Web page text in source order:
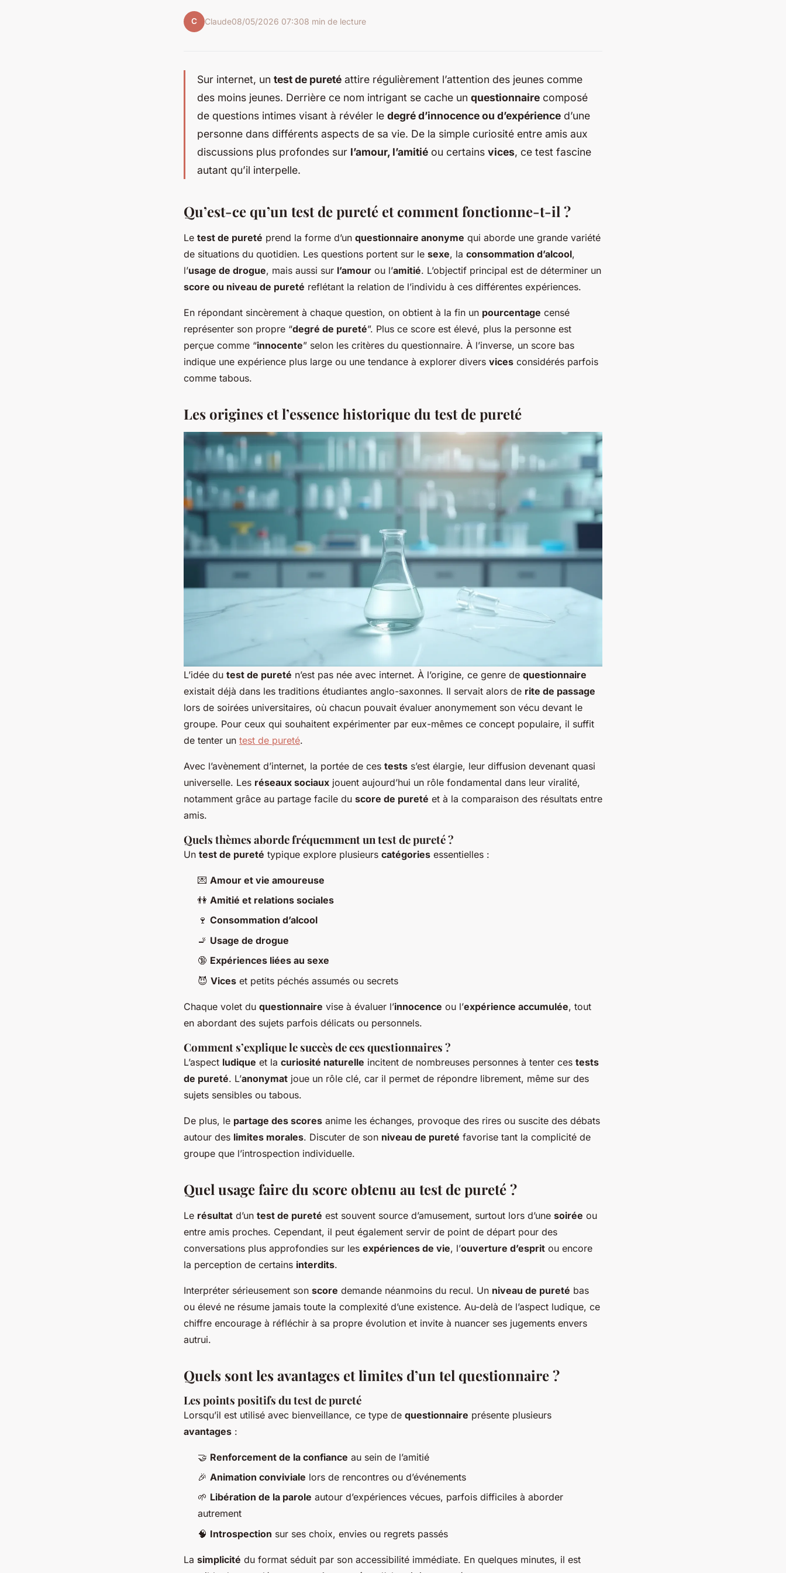
C Claude08/05/2026 07:308 min de lecture
Sur internet, un test de pureté attire régulièrement l’attention des jeunes comme
des moins jeunes. Derrière ce nom intrigant se cache un questionnaire composé
de questions intimes visant à révéler le degré d’innocence ou d’expérience d’une
personne dans différents aspects de sa vie. De la simple curiosité entre amis aux
discussions plus profondes sur l’amour, l’amitié ou certains vices, ce test fascine
autant qu’il interpelle.
Qu’est-ce qu’un test de pureté et comment fonctionne-t-il ?
Le test de pureté prend la forme d’un questionnaire anonyme qui aborde une grande variété
de situations du quotidien. Les questions portent sur le sexe, la consommation d’alcool,
l’usage de drogue, mais aussi sur l’amour ou l’amitié. L’objectif principal est de déterminer un
score ou niveau de pureté reflétant la relation de l’individu à ces différentes expériences.
En répondant sincèrement à chaque question, on obtient à la fin un pourcentage censé
représenter son propre “degré de pureté”. Plus ce score est élevé, plus la personne est
perçue comme “innocente” selon les critères du questionnaire. À l’inverse, un score bas
indique une expérience plus large ou une tendance à explorer divers vices considérés parfois
comme tabous.
Les origines et l’essence historique du test de pureté
L’idée du test de pureté n’est pas née avec internet. À l’origine, ce genre de questionnaire
existait déjà dans les traditions étudiantes anglo-saxonnes. Il servait alors de rite de passage
lors de soirées universitaires, où chacun pouvait évaluer anonymement son vécu devant le
groupe. Pour ceux qui souhaitent expérimenter par eux-mêmes ce concept populaire, il suffit
de tenter un test de pureté.
Avec l’avènement d’internet, la portée de ces tests s’est élargie, leur diffusion devenant quasi
universelle. Les réseaux sociaux jouent aujourd’hui un rôle fondamental dans leur viralité,
notamment grâce au partage facile du score de pureté et à la comparaison des résultats entre
amis.
Quels thèmes aborde fréquemment un test de pureté ?
Un test de pureté typique explore plusieurs catégories essentielles :
💌 Amour et vie amoureuse
👫 Amitié et relations sociales
🍷 Consommation d’alcool
🚬 Usage de drogue
🔞 Expériences liées au sexe
😈 Vices et petits péchés assumés ou secrets
Chaque volet du questionnaire vise à évaluer l’innocence ou l’expérience accumulée, tout
en abordant des sujets parfois délicats ou personnels.
Comment s’explique le succès de ces questionnaires ?
L’aspect ludique et la curiosité naturelle incitent de nombreuses personnes à tenter ces tests
de pureté. L’anonymat joue un rôle clé, car il permet de répondre librement, même sur des
sujets sensibles ou tabous.
De plus, le partage des scores anime les échanges, provoque des rires ou suscite des débats
autour des limites morales. Discuter de son niveau de pureté favorise tant la complicité de
groupe que l’introspection individuelle.
Quel usage faire du score obtenu au test de pureté ?
Le résultat d’un test de pureté est souvent source d’amusement, surtout lors d’une soirée ou
entre amis proches. Cependant, il peut également servir de point de départ pour des
conversations plus approfondies sur les expériences de vie, l’ouverture d’esprit ou encore
la perception de certains interdits.
Interpréter sérieusement son score demande néanmoins du recul. Un niveau de pureté bas
ou élevé ne résume jamais toute la complexité d’une existence. Au-delà de l’aspect ludique, ce
chiffre encourage à réfléchir à sa propre évolution et invite à nuancer ses jugements envers
autrui.
Quels sont les avantages et limites d’un tel questionnaire ?
Les points positifs du test de pureté
Lorsqu’il est utilisé avec bienveillance, ce type de questionnaire présente plusieurs
avantages :
🤝 Renforcement de la confiance au sein de l’amitié
🎉 Animation conviviale lors de rencontres ou d’événements
🌱 Libération de la parole autour d’expériences vécues, parfois difficiles à aborder
autrement
🧠 Introspection sur ses choix, envies ou regrets passés
La simplicité du format séduit par son accessibilité immédiate. En quelques minutes, il est